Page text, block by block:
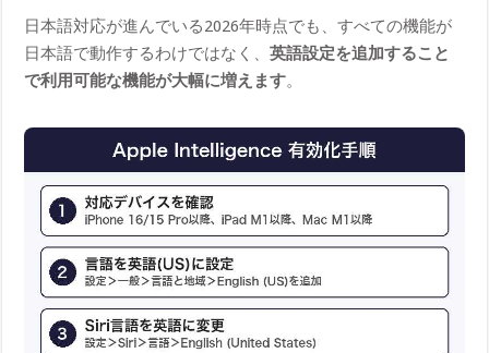
日本語対応が進んでいる2026年時点でも、すべての機能が
日本語で動作するわけではなく、英語設定を追加すること
で利用可能な機能が大幅に増えます。